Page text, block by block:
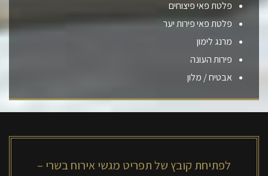
פלטת פאי פיצוחים
פלטת פאי פירות יער
מרנג לימון
פירות העונה
אבטיח / מלון
לפתיחת קובץ של תפריט מגשי אירוח בשרי –